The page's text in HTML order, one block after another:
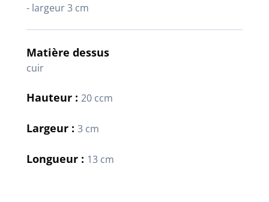
- largeur 3 cm
Matière dessus
cuir
Hauteur : 20 ccm
Largeur : 3 cm
Longueur : 13 cm